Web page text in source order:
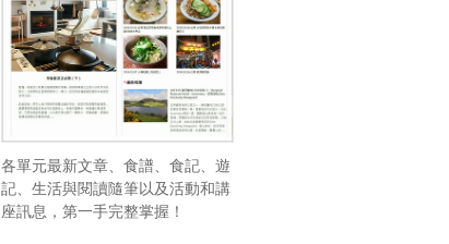
各單元最新文章、食譜、食記、遊
記、生活與閱讀隨筆以及活動和講
座訊息，第一手完整掌握！